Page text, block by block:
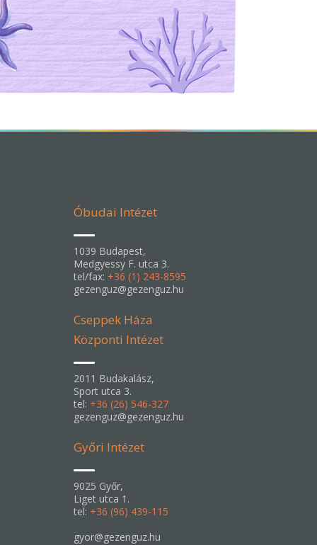
Óbudai Intézet
1039 Budapest,
Medgyessy F. utca 3.
tel/fax: +36 (1) 243-8595
gezenguz@gezenguz.hu
Cseppek Háza
Központi Intézet
2011 Budakalász,
Sport utca 3.
tel: +36 (26) 546-327
gezenguz@gezenguz.hu
Győri Intézet
9025 Győr,
Liget utca 1.
tel: +36 (96) 439-115
gyor@gezenguz.hu